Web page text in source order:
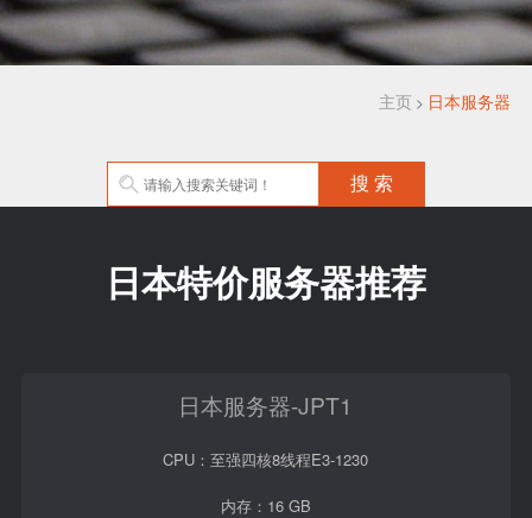
主页 > 日本服务器
日本特价服务器推荐
日本服务器-JPT1
CPU：至强四核8线程E3-1230
内存：16 GB